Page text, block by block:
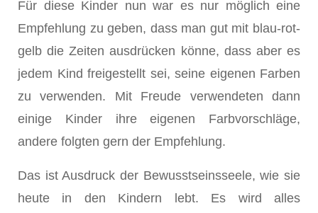
Für diese Kinder nun war es nur möglich eine
Empfehlung zu geben, dass man gut mit blau-rot-
gelb die Zeiten ausdrücken könne, dass aber es
jedem Kind freigestellt sei, seine eigenen Farben
zu verwenden. Mit Freude verwendeten dann
einige Kinder ihre eigenen Farbvorschläge,
andere folgten gern der Empfehlung.
Das ist Ausdruck der Bewusstseinsseele, wie sie
heute in den Kindern lebt. Es wird alles